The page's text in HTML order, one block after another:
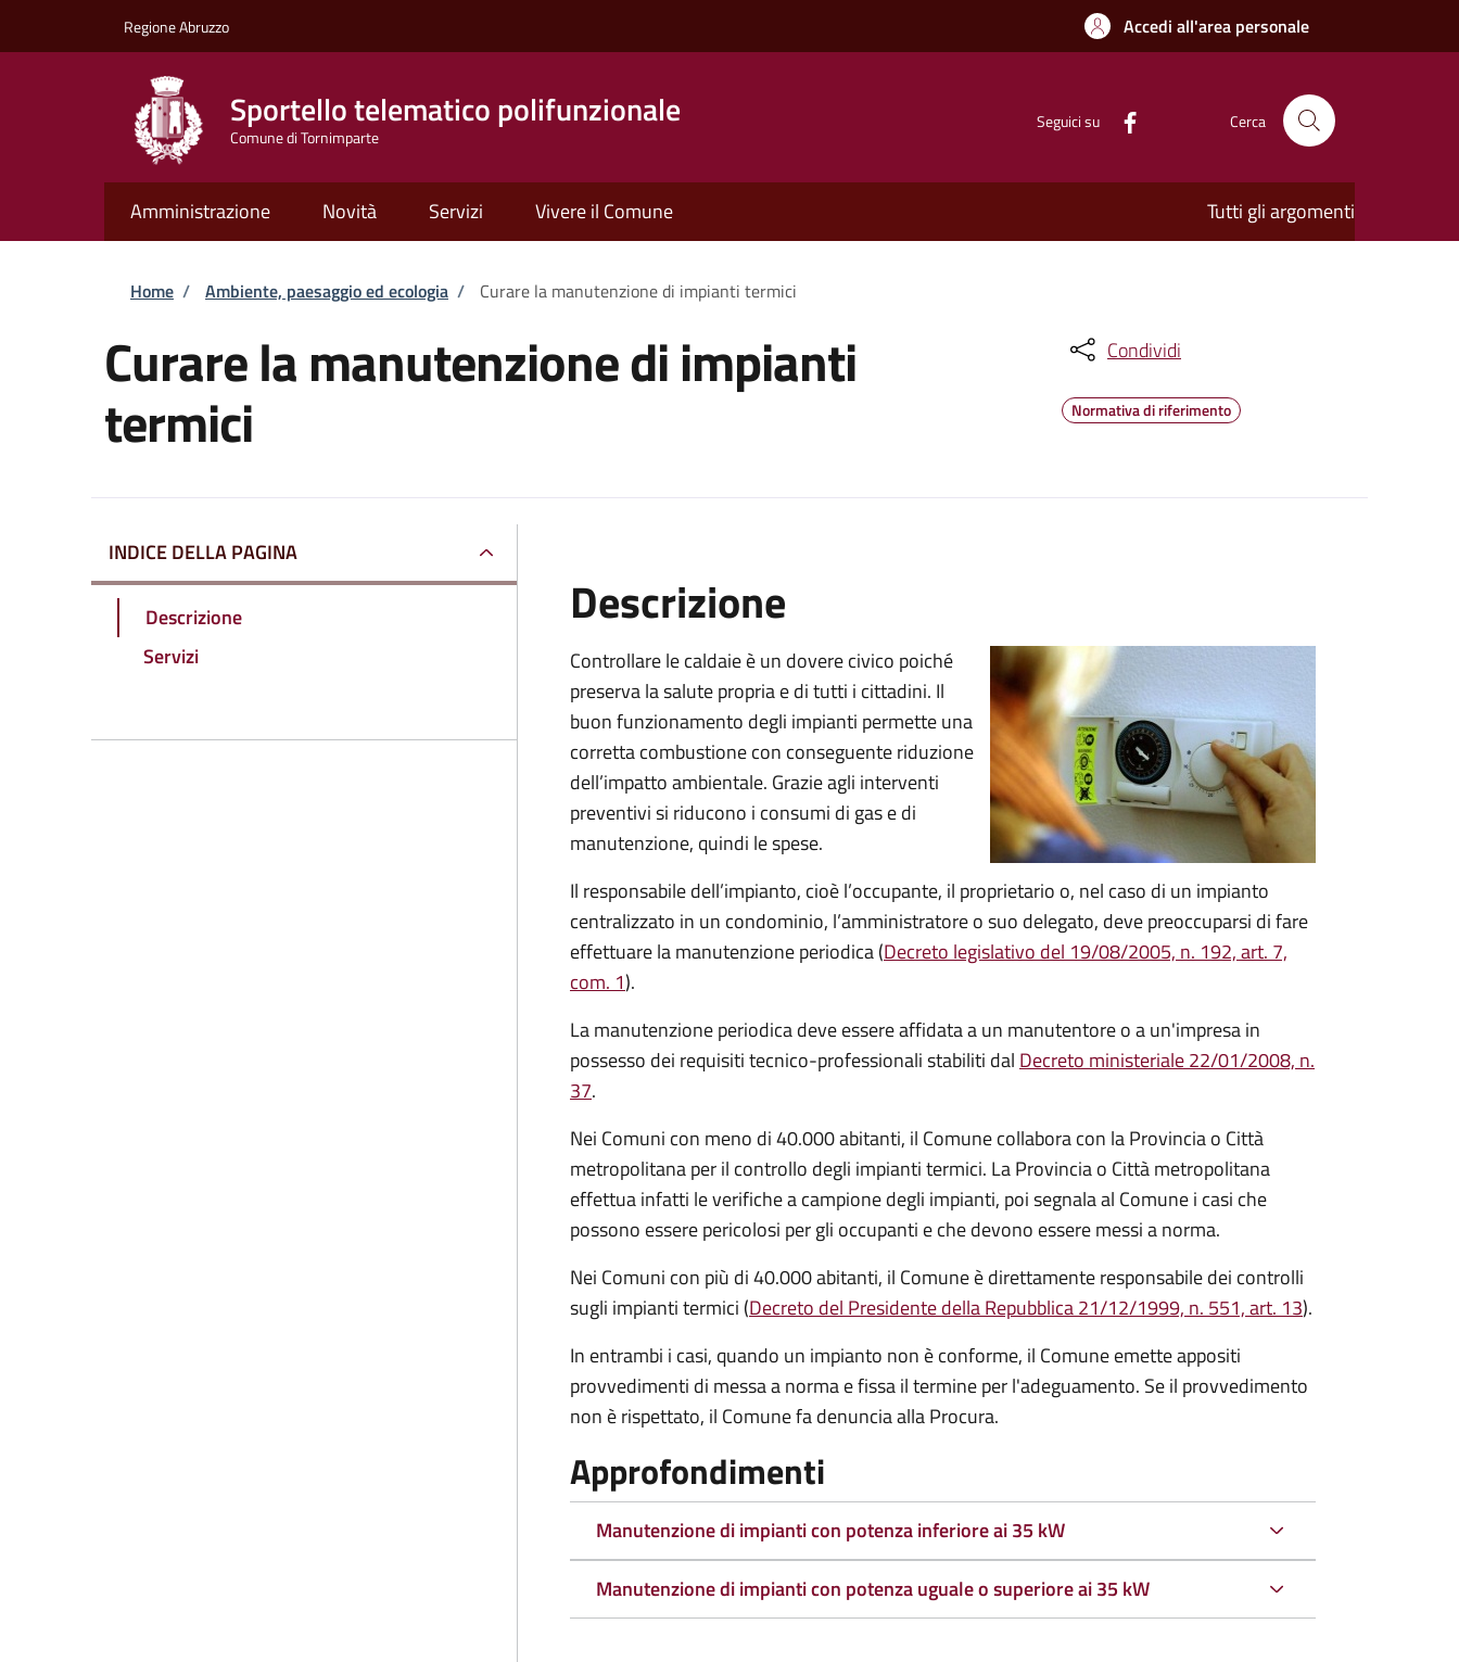
Regione Abruzzo Accedi all'area personale
Sportello telematico polifunzionale
Comune di Tornimparte
Seguici su Cerca
Amministrazione Novità Servizi Vivere il Comune Tutti gli argomenti
Briciole di pane
Home / Ambiente, paesaggio ed ecologia / Curare la manutenzione di impianti termici
Curare la manutenzione di impianti
termici
Condividi
Normativa di riferimento
INDICE DELLA PAGINA
Descrizione
Servizi
Descrizione
Controllare le caldaie è un dovere civico poiché
preserva la salute propria e di tutti i cittadini. Il
buon funzionamento degli impianti permette una
corretta combustione con conseguente riduzione
dell’impatto ambientale. Grazie agli interventi
preventivi si riducono i consumi di gas e di
manutenzione, quindi le spese.
Il responsabile dell’impianto, cioè l’occupante, il proprietario o, nel caso di un impianto
centralizzato in un condominio, l’amministratore o suo delegato, deve preoccuparsi di fare
effettuare la manutenzione periodica (Decreto legislativo del 19/08/2005, n. 192, art. 7,
com. 1).
La manutenzione periodica deve essere affidata a un manutentore o a un'impresa in
possesso dei requisiti tecnico-professionali stabiliti dal Decreto ministeriale 22/01/2008, n.
37.
Nei Comuni con meno di 40.000 abitanti, il Comune collabora con la Provincia o Città
metropolitana per il controllo degli impianti termici. La Provincia o Città metropolitana
effettua infatti le verifiche a campione degli impianti, poi segnala al Comune i casi che
possono essere pericolosi per gli occupanti e che devono essere messi a norma.
Nei Comuni con più di 40.000 abitanti, il Comune è direttamente responsabile dei controlli
sugli impianti termici (Decreto del Presidente della Repubblica 21/12/1999, n. 551, art. 13).
In entrambi i casi, quando un impianto non è conforme, il Comune emette appositi
provvedimenti di messa a norma e fissa il termine per l'adeguamento. Se il provvedimento
non è rispettato, il Comune fa denuncia alla Procura.
Approfondimenti
Manutenzione di impianti con potenza inferiore ai 35 kW
Manutenzione di impianti con potenza uguale o superiore ai 35 kW